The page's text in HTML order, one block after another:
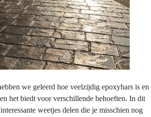
we geleerd hoe veelzijdig epoxyhars is en
het biedt voor verschillende behoeften. In dit
weetjes delen die je misschien nog